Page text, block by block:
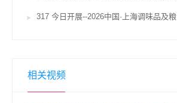
317 今日开展--2026中国·上海调味品及
相关视频